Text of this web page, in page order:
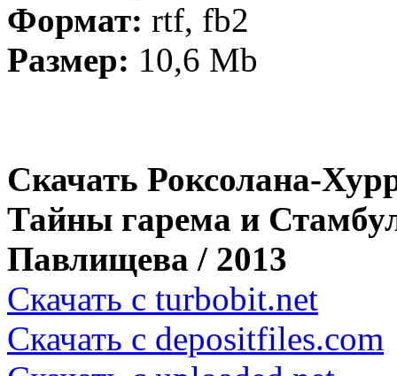
Формат: rtf, fb2
Размер: 10,6 Mb
Скачать Роксолана-
Тайны гарема и
Павлищева / 2013
Скачать с turbobit.net
Скачать с depositfiles.com